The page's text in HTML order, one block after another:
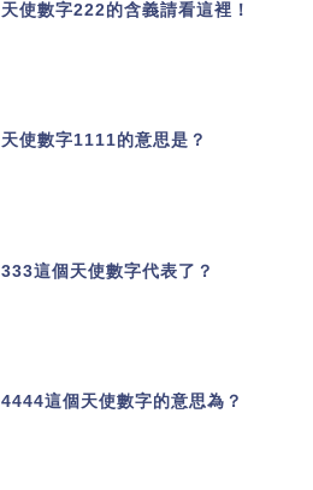
天使數字222的含義請看這裡！
天使數字1111的意思是？
333這個天使數字代表了？
4444這個天使數字的意思為？